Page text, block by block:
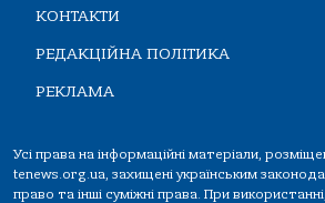
КОНТАКТИ
РЕДАКЦІЙНА ПОЛІТИКА
РЕКЛАМА
Усі права на інформаційні матеріали,
tenews.org.ua, захищені українським
право та інші суміжні права. При